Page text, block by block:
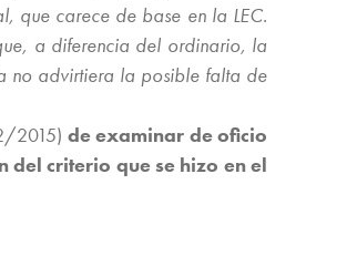
que carece de base en la LEC.
a diferencia del ordinario, la
no advirtiera la posible falta de
2015) de examinar de oficio
criterio que se hizo en el